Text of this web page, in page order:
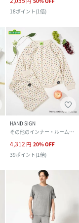
18ポイント(1倍)
HAND SIGN
その他のインナー・ルームウェア
4,312 円 20%OFF
39ポイント(1倍)